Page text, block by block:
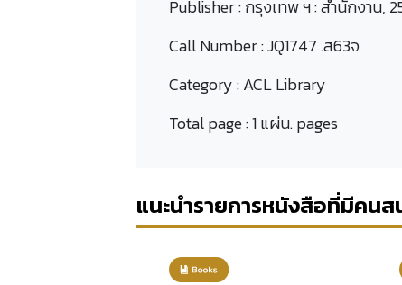
Publisher :กรุงเทพ ฯ : สำนักงาน,
Call Number :JQ1747 .ส63จ
Category :ACL Library
Total page :1 แผ่น. pages
แนะนำรายการหนังสือที่มีคนส